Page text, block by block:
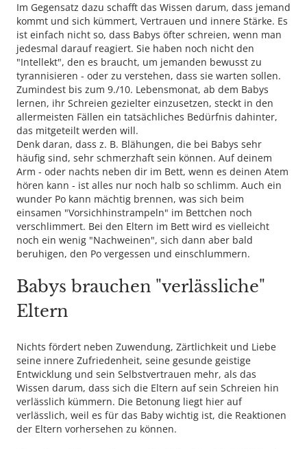
Im Gegensatz dazu schafft das Wissen darum, dass jemand
kommt und sich kümmert, Vertrauen und innere Stärke. Es
ist einfach nicht so, dass Babys öfter schreien, wenn man
jedesmal darauf reagiert. Sie haben noch nicht den
"Intellekt", den es braucht, um jemanden bewusst zu
tyrannisieren - oder zu verstehen, dass sie warten sollen.
Zumindest bis zum 9./10. Lebensmonat, ab dem Babys
lernen, ihr Schreien gezielter einzusetzen, steckt in den
allermeisten Fällen ein tatsächliches Bedürfnis dahinter,
das mitgeteilt werden will.
Denk daran, dass z. B. Blähungen, die bei Babys sehr
häufig sind, sehr schmerzhaft sein können. Auf deinem
Arm - oder nachts neben dir im Bett, wenn es deinen Atem
hören kann - ist alles nur noch halb so schlimm. Auch ein
wunder Po kann mächtig brennen, was sich beim
einsamen "Vorsichhinstrampeln" im Bettchen noch
verschlimmert. Bei den Eltern im Bett wird es vielleicht
noch ein wenig "Nachweinen", sich dann aber bald
beruhigen, den Po vergessen und einschlummern.
Babys brauchen "verlässliche"
Eltern
Nichts fördert neben Zuwendung, Zärtlichkeit und Liebe
seine innere Zufriedenheit, seine gesunde geistige
Entwicklung und sein Selbstvertrauen mehr, als das
Wissen darum, dass sich die Eltern auf sein Schreien hin
verlässlich kümmern. Die Betonung liegt hier auf
verlässlich, weil es für das Baby wichtig ist, die Reaktionen
der Eltern vorhersehen zu können.